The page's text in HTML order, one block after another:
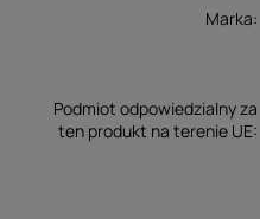
Marka
Podmiot odpowiedzialny za
ten produkt na terenie UE